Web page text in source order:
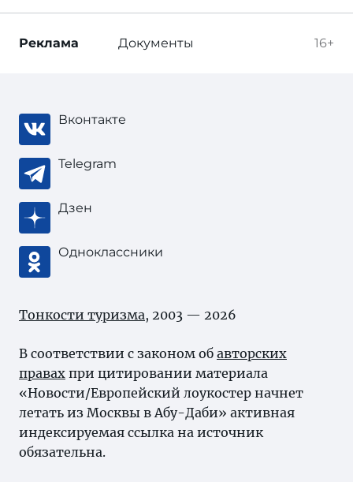
16+
Реклама Документы
Вконтакте
Telegram
Дзен
Одноклассники
Тонкости туризма, 2003 — 2026
В соответствии с законом об авторских
правах при цитировании материала
«Новости/Европейский лоукостер начнет
летать из Москвы в Абу-Даби» активная
индексируемая ссылка на источник
обязательна.